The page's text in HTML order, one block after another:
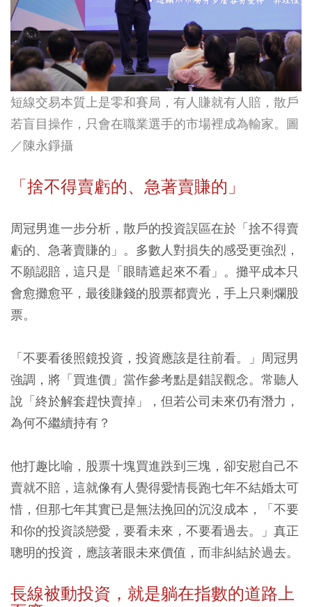
短線交易本質上是零和賽局，有人賺就有人賠，散戶
若盲目操作，只會在職業選手的市場裡成為輸家。圖
／陳永錚攝
「捨不得賣虧的、急著賣賺的」
周冠男進一步分析，散戶的投資誤區在於「捨不得賣
虧的、急著賣賺的」。多數人對損失的感受更強烈，
不願認賠，這只是「眼睛遮起來不看」。攤平成本只
會愈攤愈平，最後賺錢的股票都賣光，手上只剩爛股
票。
「不要看後照鏡投資，投資應該是往前看。」周冠男
強調，將「買進價」當作參考點是錯誤觀念。常聽人
說「終於解套趕快賣掉」，但若公司未來仍有潛力，
為何不繼續持有？
他打趣比喻，股票十塊買進跌到三塊，卻安慰自己不
賣就不賠，這就像有人覺得愛情長跑七年不結婚太可
惜，但那七年其實已是無法挽回的沉沒成本，「不要
和你的投資談戀愛，要看未來，不要看過去。」真正
聰明的投資，應該著眼未來價值，而非糾結於過去。
長線被動投資，就是躺在指數的道路上